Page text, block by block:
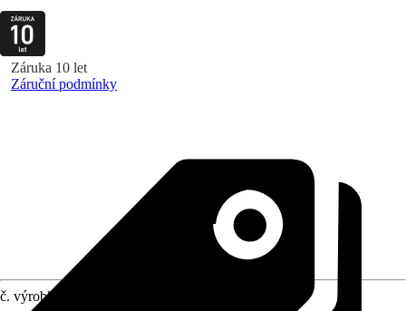
Záruka 10 let
Záruční podmínky
č. výrobku